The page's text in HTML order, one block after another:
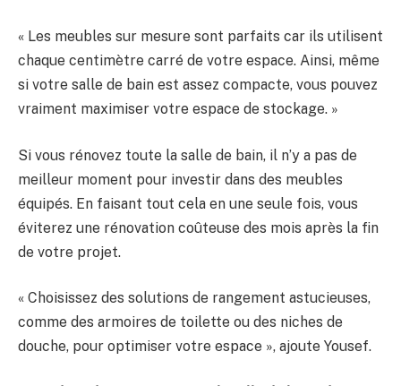
« Les meubles sur mesure sont parfaits car ils utilisent
chaque centimètre carré de votre espace. Ainsi, même
si votre salle de bain est assez compacte, vous pouvez
vraiment maximiser votre espace de stockage. »
Si vous rénovez toute la salle de bain, il n’y a pas de
meilleur moment pour investir dans des meubles
équipés. En faisant tout cela en une seule fois, vous
éviterez une rénovation coûteuse des mois après la fin
de votre projet.
« Choisissez des solutions de rangement astucieuses,
comme des armoires de toilette ou des niches de
douche, pour optimiser votre espace », ajoute Yousef.